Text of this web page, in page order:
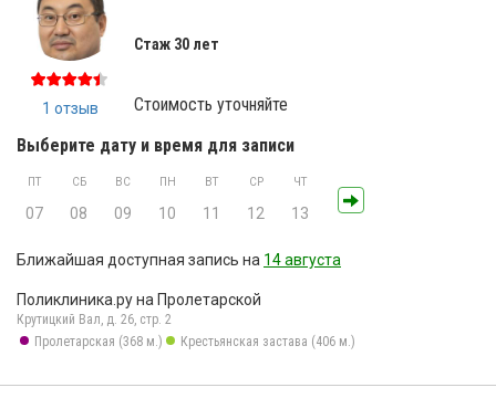
1 отзыв
Стаж 30 лет
Стоимость уточняйте
Выберите дату и время для записи
ПТ
07
СБ
08
ВС
09
ПН
10
ВТ
11
СР
12
ЧТ
13
Ближайшая доступная запись на 14 августа
Поликлиника.ру на Пролетарской
Крутицкий Вал, д. 26, стр. 2
Пролетарская (368 м.)
Крестьянская застава (406 м.)